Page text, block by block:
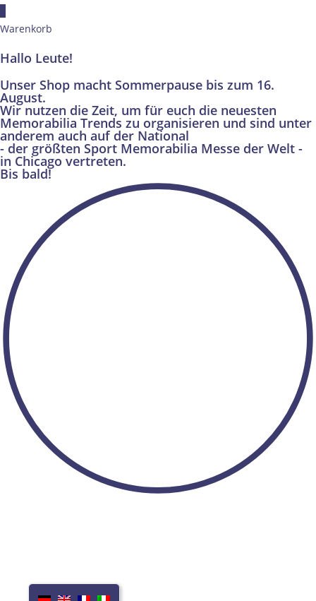
Warenkorb
Hallo Leute!
Unser Shop macht Sommerpause bis zum 16.
August.
Wir nutzen die Zeit, um für euch die neuesten
Memorabilia Trends zu organisieren und sind unter
anderem auch auf der National
- der größten Sport Memorabilia Messe der Welt -
in Chicago vertreten.
Bis bald!